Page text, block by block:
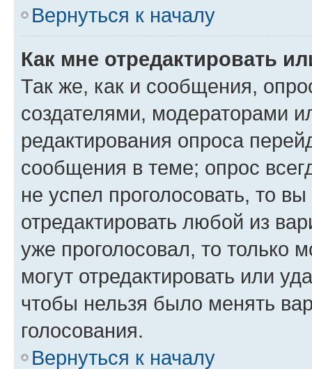
Вернуться к началу
Как мне отредактировать
Так же, как и сообщения,
создателями, модераторами
редактирования опроса
сообщения в теме; опрос
не успел проголосовать, то
отредактировать любой из
уже проголосовал, то только
могут отредактировать или
чтобы нельзя было менять
голосования.
Вернуться к началу